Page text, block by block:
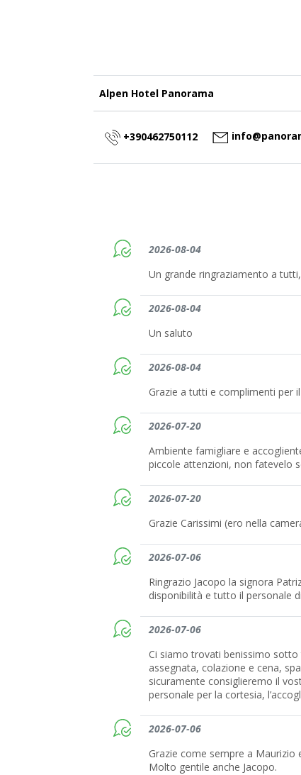
Alpen Hotel Panorama
+390462750112
2026-08-04
Un grande ringraziamento a
2026-08-04
Un saluto
2026-08-04
Grazie a tutti e complimenti per
2026-07-20
Ambiente famigliare e
piccole attenzioni, non fatevelo
2026-07-20
Grazie Carissimi (ero nella
2026-07-06
Ringrazio Jacopo la signora
disponibilità e tutto il personale
2026-07-06
Ci siamo trovati benissimo
assegnata, colazione e cena,
sicuramente consiglieremo il
personale per la cortesia,
2026-07-06
Grazie come sempre a Maurizio
Molto gentile anche Jacopo.